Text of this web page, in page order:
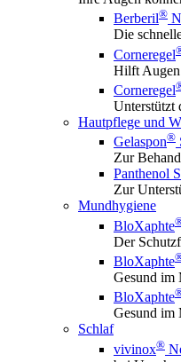
Berberil® N
Die
Corneregel
Hilft
Corneregel
Unterstützt
Hautpflege und
Gelaspon®
Zur
Panthenol
Zur
Mundhygiene
BloXaphte
Der
BloXaphte
Gesund im
BloXaphte
Gesund im
Schlaf
vivinox®